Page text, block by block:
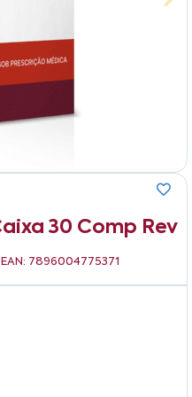
30 Comp Rev
7896004775371